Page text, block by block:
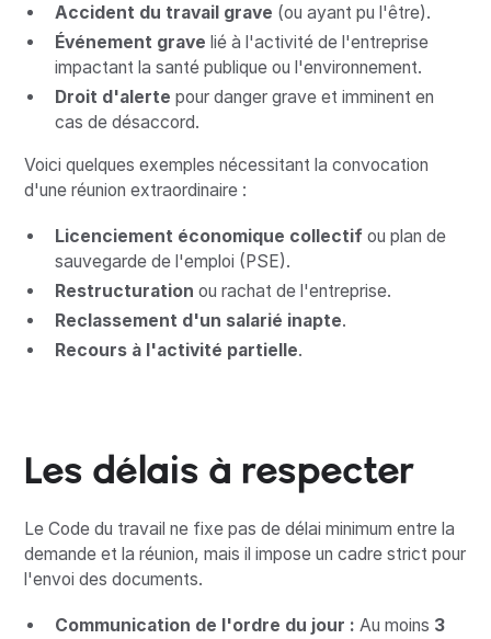
Accident du travail grave (ou ayant pu l'être).
Événement grave lié à l'activité de l'entreprise
impactant la santé publique ou l'environnement.
Droit d'alerte pour danger grave et imminent en
cas de désaccord.
Voici quelques exemples nécessitant la convocation
d'une réunion extraordinaire :
Licenciement économique collectifou plan de
sauvegarde de l'emploi (PSE).
Restructuration ou rachat de l'entreprise.
Reclassement d'un salarié inapte.
Recours à l'activité partielle.
Les délais à respecter
Le Code du travail ne fixe pas de délai minimum entre la
demande et la réunion, mais il impose un cadre strict pour
l'envoi des documents.
Communication de l'ordre du jour : Au moins 3